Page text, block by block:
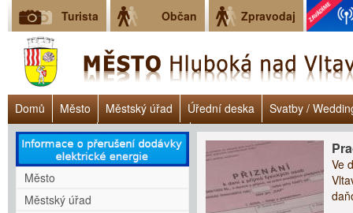
Turista Občan Zpravodaj
Domů Město Městský úřad Úřední deska
Svatby /
Úřad práce ČR
Lokalita Janoch Dluhové poradenství - Clověk
Město
Městský úřad
Ve